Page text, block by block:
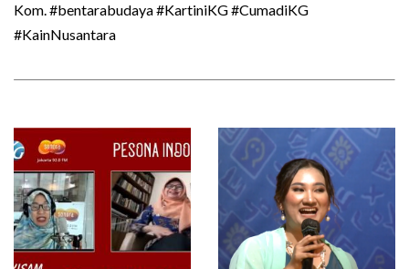
Kom. #bentarabudaya #KartiniKG #CumadiKG
#KainNusantara